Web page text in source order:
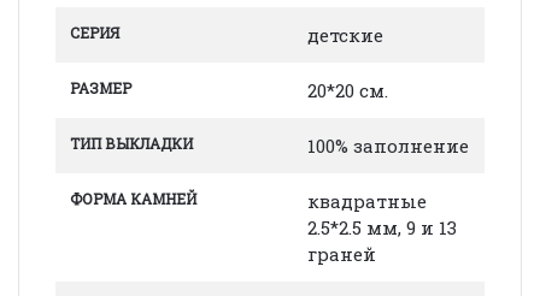
СЕРИЯ детские
РАЗМЕР 20*20 см.
ТИП ВЫКЛАДКИ 100% заполнение
ФОРМА КАМНЕЙ
квадратные
2.5*2.5 мм, 9 и 13
граней